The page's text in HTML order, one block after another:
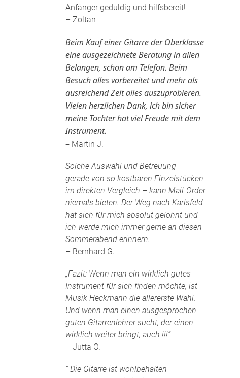
Anfänger geduldig und hilfsbereit!
– Zoltan
Beim Kauf einer Gitarre der Oberklasse
eine ausgezeichnete Beratung in allen
Belangen, schon am Telefon. Beim
Besuch alles vorbereitet und mehr als
ausreichend Zeit alles auszuprobieren.
Vielen herzlichen Dank, ich bin sicher
meine Tochter hat viel Freude mit dem
Instrument.
– Martin J.
Solche Auswahl und Betreuung –
gerade von so kostbaren Einzelstücken
im direkten Vergleich – kann Mail-Order
niemals bieten. Der Weg nach Karlsfeld
hat sich für mich absolut gelohnt und
ich werde mich immer gerne an diesen
Sommerabend erinnern.
– Bernhard G.
„Fazit: Wenn man ein wirklich gutes
Instrument für sich finden möchte, ist
Musik Heckmann die allererste Wahl.
Und wenn man einen ausgesprochen
guten Gitarrenlehrer sucht, der einen
wirklich weiter bringt, auch !!!“
– Jutta O.
“ Die Gitarre ist wohlbehalten